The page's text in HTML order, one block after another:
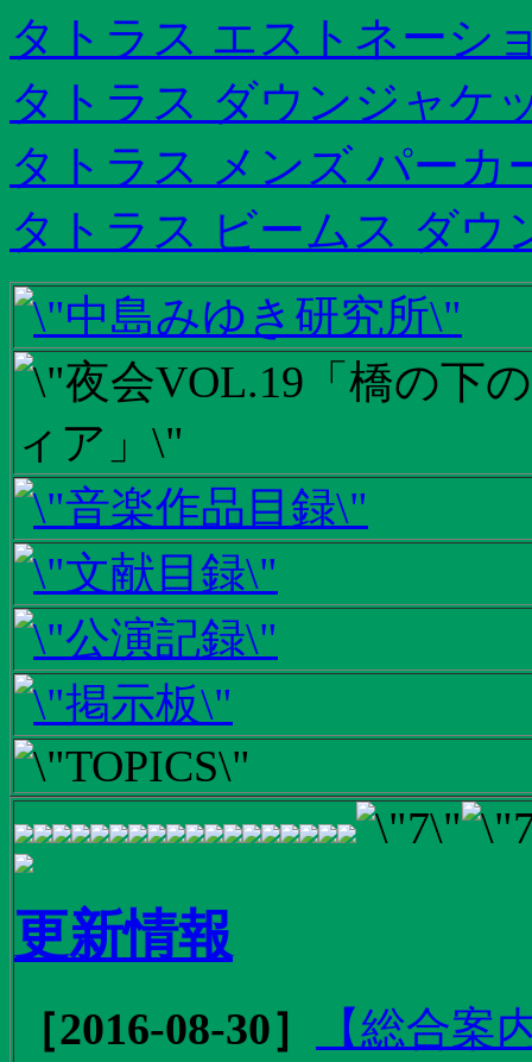
タトラス エストネーシ
タトラス ダウンジャケ
タトラス メンズ パーカ
タトラス ビームス ダウ
更新情報
［2016-08-30］
【総合